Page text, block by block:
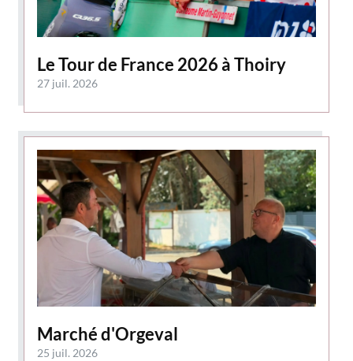
Le Tour de France 2026 à Thoiry
27 juil. 2026
Marché d'Orgeval
25 juil. 2026